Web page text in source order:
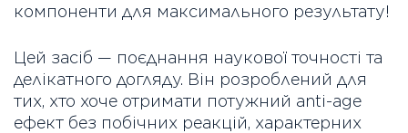
компоненти для максимального результату!
Цей засіб — поєднання наукової точності та
делікатного догляду. Він розроблений для
тих, хто хоче отримати потужний anti-age
ефект без побічних реакцій, характерних